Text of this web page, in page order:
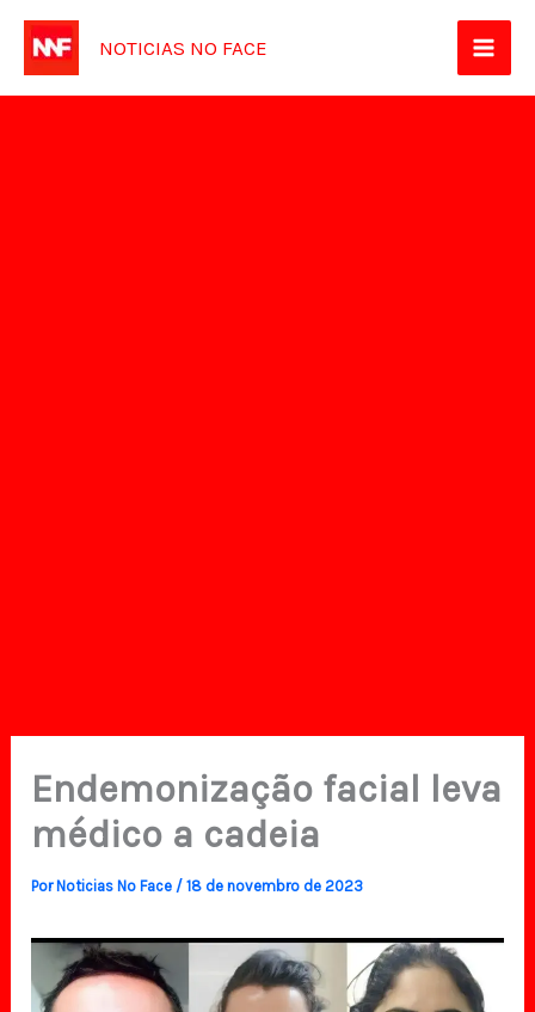
para
NOTICIAS NO FACE
Endemonização facial leva
médico a cadeia
PorNoticias No Face /18 de novembro de 2023